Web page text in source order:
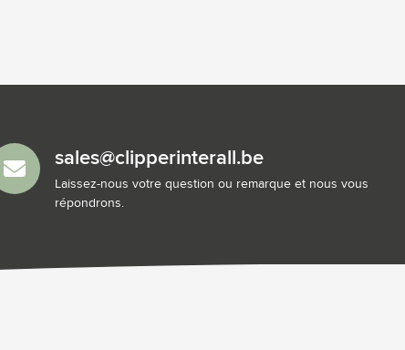
sales@clipperinterall.be
Laissez-nous votre question ou remarque et nous vous
répondrons.